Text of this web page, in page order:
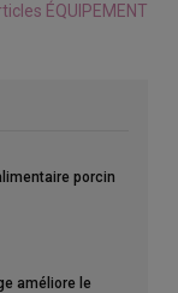
ÉQUIPEMENT
porcin
améliore le